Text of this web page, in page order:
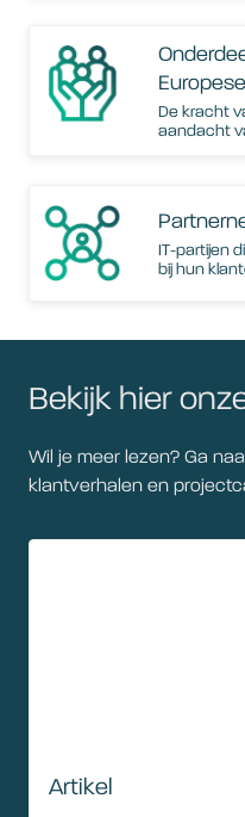
De kracht
aandacht
IT-partijen
bij hun
Bekijk hier
Wil je meer lezen? Ga
klantverhalen en
Artikel